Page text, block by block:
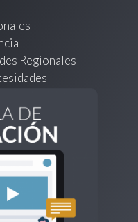
Regionales